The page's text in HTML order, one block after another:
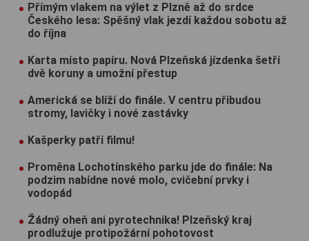
Přímým vlakem na výlet z Plzně až do srdce
Českého lesa: Spěšný vlak jezdí každou sobotu až
do října
Karta místo papíru. Nová Plzeňská jízdenka šetří
dvě koruny a umožní přestup
Americká se blíží do finále. V centru přibudou
stromy, lavičky i nové zastávky
Kašperky patří filmu!
Proměna Lochotínského parku jde do finále: Na
podzim nabídne nové molo, cvičební prvky i
vodopád
Žádný oheň ani pyrotechnika! Plzeňský kraj
prodlužuje protipožární pohotovost